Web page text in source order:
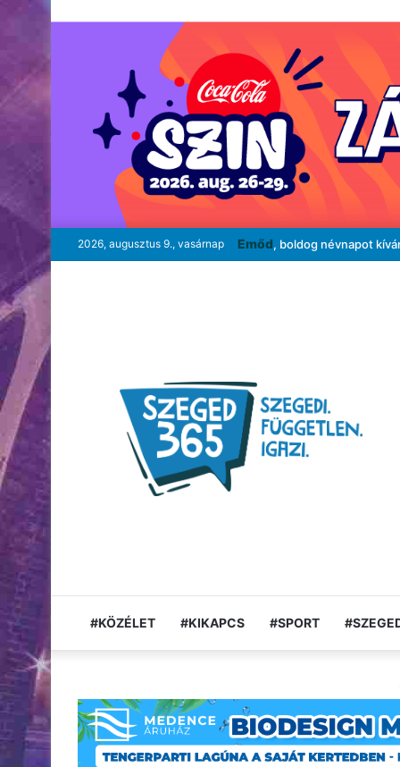
2026, augusztus 9., vasárnap Emőd, boldog névnapot
#KÖZÉLET #KIKAPCS #SPORT